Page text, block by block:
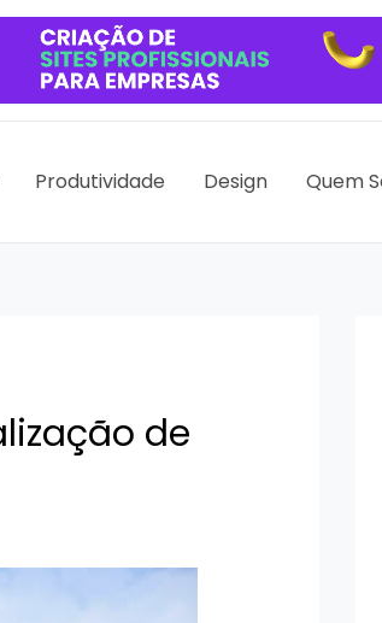
Produtividade Design Quem
de